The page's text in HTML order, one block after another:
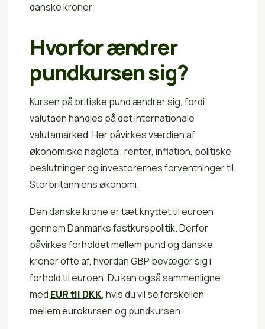
danske kroner.
Hvorfor ændrer
pundkursen sig?
Kursen på britiske pund ændrer sig, fordi
valutaen handles på det internationale
valutamarked. Her påvirkes værdien af
økonomiske nøgletal, renter, inflation, politiske
beslutninger og investorernes forventninger til
Storbritanniens økonomi.
Den danske krone er tæt knyttet til euroen
gennem Danmarks fastkurspolitik. Derfor
påvirkes forholdet mellem pund og danske
kroner ofte af, hvordan GBP bevæger sig i
forhold til euroen. Du kan også sammenligne
med EUR til DKK, hvis du vil se forskellen
mellem eurokursen og pundkursen.